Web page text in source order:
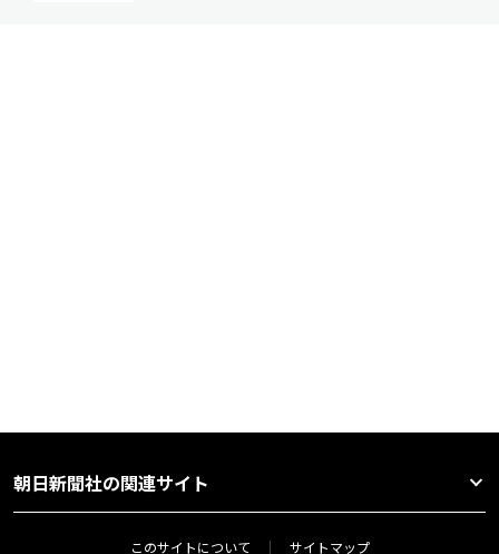
朝日新聞社の関連サイト
このサイトについて サイトマップ